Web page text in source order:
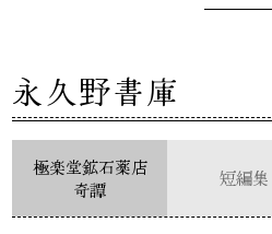
永久野書庫
極楽堂鉱石薬店
奇譚
短編集